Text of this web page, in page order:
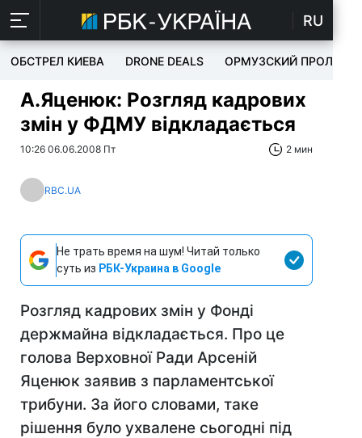
RU
ОБСТРЕЛ КИЕВА DRONE DEALS ОРМУЗСКИЙ ПРОЛИВ
А.Яценюк: Розгляд кадрових
змін у ФДМУ відкладається
10:26 06.06.2008 Пт 2 мин
RBC.UA
Не трать время на шум! Читай только
суть из РБК-Украина в Google
Розгляд кадрових змін у Фонді
держмайна відкладається. Про це
голова Верховної Ради Арсеній
Яценюк заявив з парламентської
трибуни. За його словами, таке
рішення було ухвалене сьогодні під